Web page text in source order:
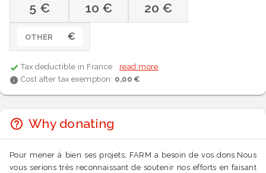
5 € 10 € 20 €
OTHER €
Tax deductible in France
read more
Cost after tax exemption: 0,00 €
Why donating
Pour mener à bien ses projets, FARM a besoin de vos dons.Nous
vous serions très reconnaissant de soutenir nos efforts en faisant